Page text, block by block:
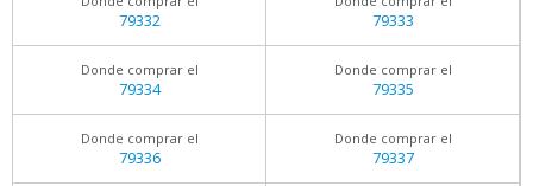
79332 79333
Donde comprar el
79334
Donde comprar el
79335
Donde comprar el
79336
Donde comprar el
79337